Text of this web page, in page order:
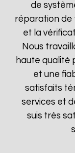
de
réparation de
et la
Nous
haute qualité
et une
satisfaits
services et
suis très